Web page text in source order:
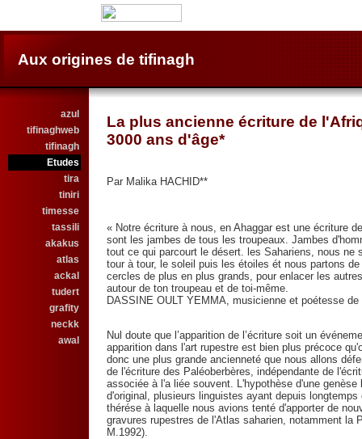
Aux origines de tifinagh
azul
tifinaghweb
tifinagh
Etudes
tira
tiniri
timesse
tassili
akakus
atlas
ackal
tudert
grafity
neckk
awal
La plus ancienne écriture de
3000 ans d'âge*
Par Malika HACHID**
« Notre écriture à nous, en Ahaggar est une écriture
sont les jambes de tous les troupeaux. Jambes
tout ce qui parcourt le désert. les Sahariens, nous ne
tour à tour, le soleil puis les étoiles ét nous partons
cercles de plus en plus grands, pour enlacer les
autour de ton troupeau et de toi-même.
DASSINE OULT YEMMA, musicienne et poétesse de
Nul doute que l’apparition de l’écriture soit un
apparition dans l'art rupestre est bien plus précoce
donc une plus grande ancienneté que nous allons
de l'écriture des Paléoberbères, indépendante de
associée à l'a liée souvent. L'hypothèse d'une
d'original, plusieurs linguistes ayant depuis
thérése à laquelle nous avions tenté d'apporter de
gravures rupestres de l'Atlas saharien, notamment la
M.1992).